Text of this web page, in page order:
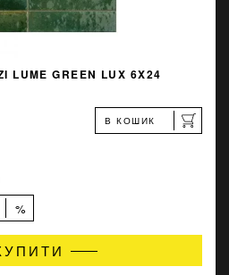
LUME GREEN LUX 6X24
В КОШИК
%